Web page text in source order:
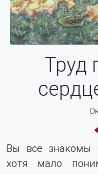
Труд
Вы все знакомы
хотя мало